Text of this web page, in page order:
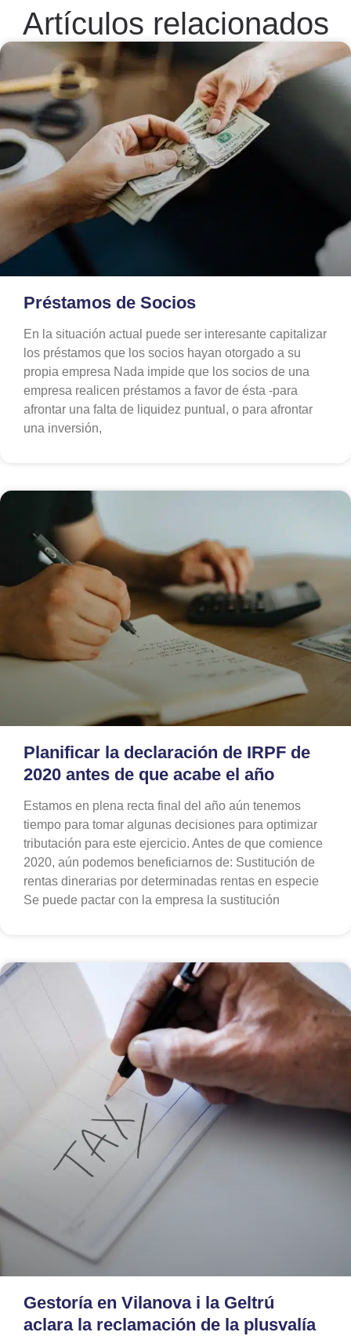
Artículos relacionados
Préstamos de Socios
En la situación actual puede ser interesante capitalizar
los préstamos que los socios hayan otorgado a su
propia empresa Nada impide que los socios de una
empresa realicen préstamos a favor de ésta -para
afrontar una falta de liquidez puntual, o para afrontar
una inversión,
Planificar la declaración de IRPF de
2020 antes de que acabe el año
Estamos en plena recta final del año aún tenemos
tiempo para tomar algunas decisiones para optimizar
tributación para este ejercicio. Antes de que comience
2020, aún podemos beneficiarnos de: Sustitución de
rentas dinerarias por determinadas rentas en especie
Se puede pactar con la empresa la sustitución
Gestoría en Vilanova i la Geltrú
aclara la reclamación de la plusvalía